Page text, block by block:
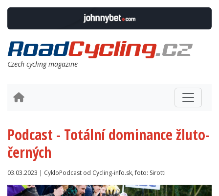
Czech cycling magazine
Podcast - Totální dominance žluto-
černých
03.03.2023 | CykloPodcast od Cycling-info.sk, foto: Sirotti